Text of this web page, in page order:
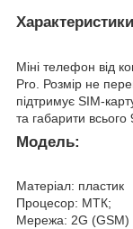
Міні телефон від
Pro. Розмір не
підтримує SIM-
та габарити
Модель:
Матеріал: пластик
Процесор: МТК;
Мережа: 2G (GSM)